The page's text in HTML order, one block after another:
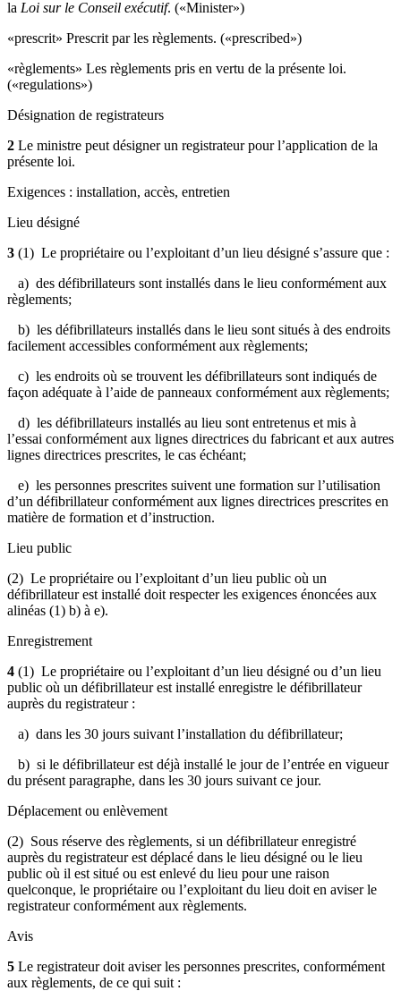
la Loi sur le Conseil exécutif. («Minister»)
«prescrit» Prescrit par les règlements. («prescribed»)
«règlements» Les règlements pris en vertu de la présente loi.
(«regulations»)
Désignation de registrateurs
2 Le ministre peut désigner un registrateur pour l’application de la
présente loi.
Exigences : installation, accès, entretien
Lieu désigné
3 (1) Le propriétaire ou l’exploitant d’un lieu désigné s’assure que :
a) des défibrillateurs sont installés dans le lieu conformément aux
règlements;
b) les défibrillateurs installés dans le lieu sont situés à des endroits
facilement accessibles conformément aux règlements;
c) les endroits où se trouvent les défibrillateurs sont indiqués de
façon adéquate à l’aide de panneaux conformément aux règlements;
d) les défibrillateurs installés au lieu sont entretenus et mis à
l’essai conformément aux lignes directrices du fabricant et aux autres
lignes directrices prescrites, le cas échéant;
e) les personnes prescrites suivent une formation sur l’utilisation
d’un défibrillateur conformément aux lignes directrices prescrites en
matière de formation et d’instruction.
Lieu public
(2) Le propriétaire ou l’exploitant d’un lieu public où un
défibrillateur est installé doit respecter les exigences énoncées aux
alinéas (1) b) à e).
Enregistrement
4 (1) Le propriétaire ou l’exploitant d’un lieu désigné ou d’un lieu
public où un défibrillateur est installé enregistre le défibrillateur
auprès du registrateur :
a) dans les 30 jours suivant l’installation du défibrillateur;
b) si le défibrillateur est déjà installé le jour de l’entrée en vigueur
du présent paragraphe, dans les 30 jours suivant ce jour.
Déplacement ou enlèvement
(2) Sous réserve des règlements, si un défibrillateur enregistré
auprès du registrateur est déplacé dans le lieu désigné ou le lieu
public où il est situé ou est enlevé du lieu pour une raison
quelconque, le propriétaire ou l’exploitant du lieu doit en aviser le
registrateur conformément aux règlements.
Avis
5 Le registrateur doit aviser les personnes prescrites, conformément
aux règlements, de ce qui suit :